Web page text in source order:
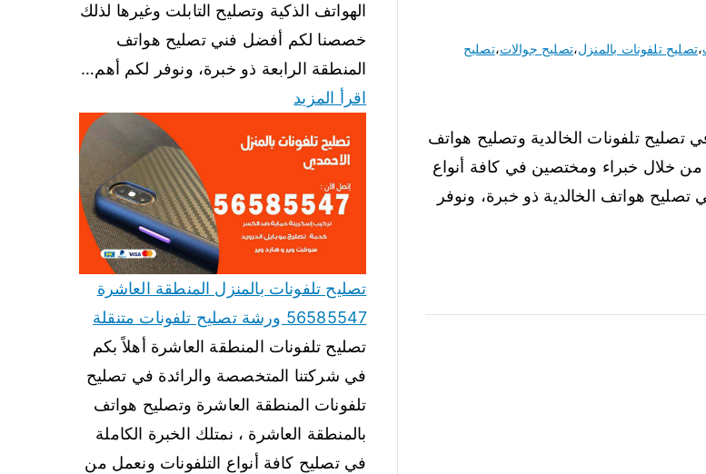
،تصليح تلفونات بالمنزل،تصليح جوالات،تصليح
تصليح تلفونات الخالدية وتصليح هواتف
من خلال خبراء ومختصين في كافة أنواع
هواتف الخالدية ذو خبرة، ونوفر
الهواتف الذكية وتصليح التابلت وغيرها لذلك
خصصنا لكم أفضل فني تصليح هواتف
المنطقة الرابعة ذو خبرة، ونوفر لكم أهم…
اقرأ المزيد
تصليح تلفونات بالمنزل المنطقة العاشرة
56585547 ورشة تصليح تلفونات متنقلة
تصليح تلفونات المنطقة العاشرة أهلاً بكم
في شركتنا المتخصصة والرائدة في تصليح
تلفونات المنطقة العاشرة وتصليح هواتف
بالمنطقة العاشرة ، نمتلك الخبرة الكاملة
في تصليح كافة أنواع التلفونات ونعمل من